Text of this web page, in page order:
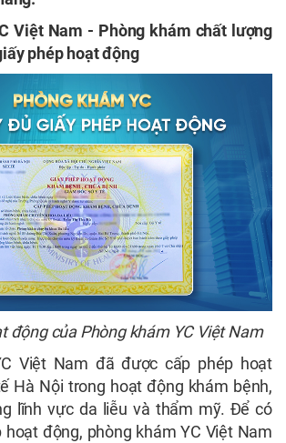
Việt Nam - Phòng khám chất lượng
phép hoạt động
động của Phòng khám YC Việt Nam
Việt Nam đã được cấp phép hoạt
Hà Nội trong hoạt động khám bệnh,
lĩnh vực da liễu và thẩm mỹ. Để có
động, phòng khám YC Việt Nam